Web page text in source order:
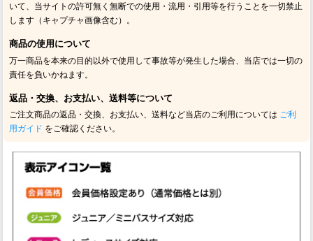
いて、当サイトの許可無く無断での使用・流用・引用等を行うことを一切禁止
します（キャプチャ画像含む）。
商品の使用について
万一商品を本来の目的以外で使用して事故等が発生した場合、当店では一切の
責任を負いかねます。
返品・交換、お支払い、送料等について
ご注文商品の返品・交換、お支払い、送料など当店のご利用については ご利
用ガイド をご確認ください。